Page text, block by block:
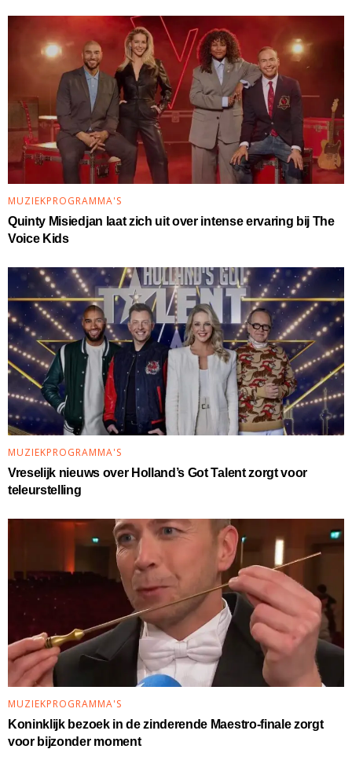
MUZIEKPROGRAMMA'S
Quinty Misiedjan laat zich uit over intense ervaring bij The
Voice Kids
MUZIEKPROGRAMMA'S
Vreselijk nieuws over Holland’s Got Talent zorgt voor
teleurstelling
MUZIEKPROGRAMMA'S
Koninklijk bezoek in de zinderende Maestro-finale zorgt
voor bijzonder moment